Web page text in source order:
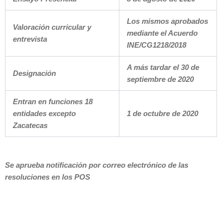
Valoración curricular y
entrevista
Los mismos aprobados
mediante el Acuerdo
INE/CG1218/2018
Designación
A más tardar el 30 de
septiembre de 2020
Entran en funciones 18
entidades excepto
Zacatecas
1 de octubre de 2020
Se aprueba notificación por correo electrónico de las
resoluciones en los POS